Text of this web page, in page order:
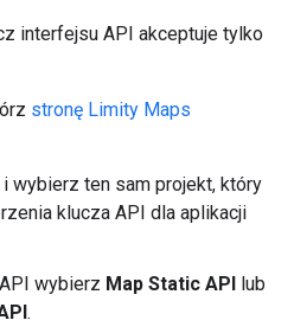
interfejsu API akceptuje tylko
stronę Limity Maps
wybierz ten sam projekt, który
klucza API dla aplikacji
wybierz Map Static API lub
.